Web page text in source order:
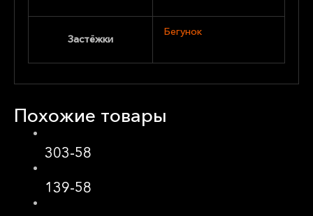
Застёжки
Бегунок
Похожие товары
303-58
139-58